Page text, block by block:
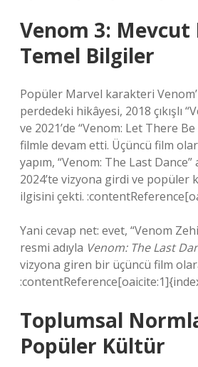
Venom 3:
Temel Bilgiler
Popüler Marvel karakteri
perdedeki hikâyesi, 2018 çıkışlı
ve 2021’de “Venom: Let There
filmle devam etti. Üçüncü film
yapım, “Venom: The Last Dance”
2024’te vizyona girdi ve popüler
ilgisini çekti.
Yani cevap net: evet, “Venom
resmi adıyla Venom: The Last
vizyona giren bir üçüncü film
Toplumsal
Popüler Kültür